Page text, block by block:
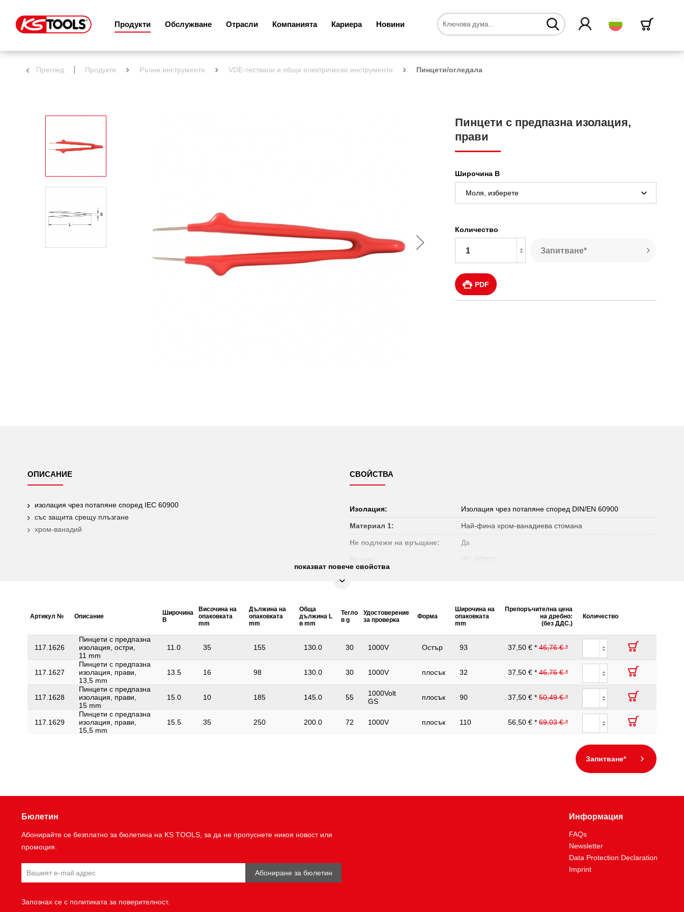
Продукти Обслужване Отрасли Компанията Кариера Новини български
Преглед Продукти Ръчни инструменти VDE-тествани и общи електрически инструменти Пинцети/огледала
Пинцети с предпазна изолация,
прави
Широчина B
Количество
Запитване*
PDF
ОПИСАНИЕ
изолация чрез потапяне според IEC 60900
със защита срещу плъзгане
хром-ванадий
СВОЙСТВА
Изолация: Изолация чрез потапяне според DIN/EN 60900
Материал 1: Най-фина хром-ванадиева стомана
Не подлежи на връщане: Да
Норма:
IEC 60900
показват повече свойства
Артикул № Описание
Широчина
B
Височина на
опаковката
mm
Дължина на
опаковката
mm
Обща
дължина L
в mm
Тегло
в g
Удостоверение
за проверка
Форма
Широчина на
опаковката
mm
Препоръчителна цена
на дребно:
(без ДДС.)
Количество
117.1626
Пинцети с предпазна
изолация, остри,
11 mm
11.0 35 155 130.0 30 1000V Остър 93 37,50 € * 46,76 € *
117.1627
Пинцети с предпазна
изолация, прави,
13,5 mm
13.5 16 98 130.0 30 1000V плосък 32 37,50 € * 46,76 € *
117.1628
Пинцети с предпазна
изолация, прави,
15 mm
15.0 10 185 145.0 55
1000Volt
GS
плосък 90 37,50 € * 50,49 € *
117.1629
Пинцети с предпазна
изолация, прави,
15,5 mm
15.5 35 250 200.0 72 1000V плосък 110 56,50 € * 69,03 € *
Запитване*
Бюлетин
Абонирайте се безплатно за бюлетина на KS TOOLS, за да не пропуснете никоя новост или
промоция.
Абониране за бюлетин
Запознах се с политиката за поверителност.
Информация
FAQs
Newsletter
Data Protection Declaration
Imprint